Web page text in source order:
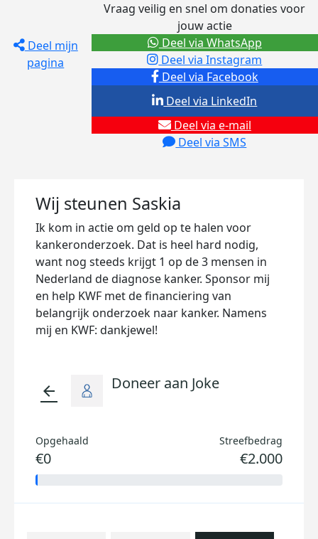
Deel mijn
pagina
Vraag veilig en snel om donaties voor
jouw actie
Deel via Facebook
Deel via Instagram
Deel via e-mail
Deel via SMS
Deel via LinkedIn
Deel via WhatsApp
Wij steunen Saskia
Ik kom in actie om geld op te halen voor
kankeronderzoek. Dat is heel hard nodig,
want nog steeds krijgt 1 op de 3 mensen in
Nederland de diagnose kanker. Sponsor mij
en help KWF met de financiering van
belangrijk onderzoek naar kanker. Namens
mij en KWF: dankjewel!
arrow_back Doneer aan Joke
Opgehaald
€0
Streefbedrag
€2.000